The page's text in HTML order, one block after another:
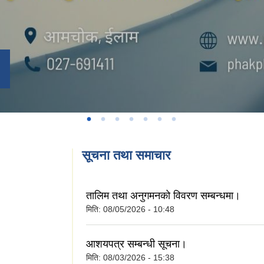
सूचना तथा समाचार
तालिम तथा अनुगमनको विवरण सम्बन्धमा।
मिति: 08/05/2026 - 10:48
आशयपत्र सम्बन्धी सूचना।
मिति: 08/03/2026 - 15:38